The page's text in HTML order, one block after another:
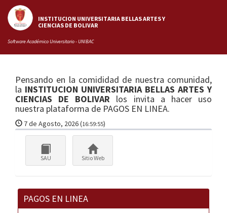
INSTITUCION UNIVERSITARIA BELLAS ARTES Y
CIENCIAS DE BOLIVAR
Software Académico Universitario - UNIBAC
Pensando en la comididad de nuestra comunidad,
la INSTITUCION UNIVERSITARIA BELLAS ARTES Y
CIENCIAS DE BOLIVAR los invita a hacer uso
nuestra plataforma de PAGOS EN LINEA.
7 de Agosto, 2026(16:59:55)
SAU Sitio Web
PAGOS EN LINEA